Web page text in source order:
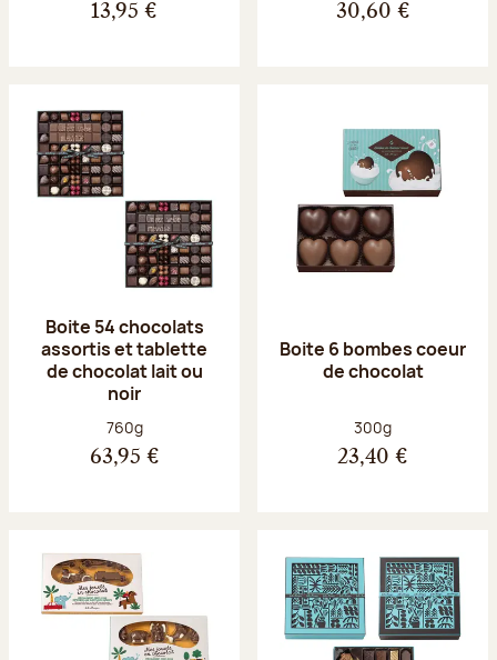
13,95 € 30,60 €
Boite 54 chocolats
assortis et tablette
de chocolat lait ou
noir
Poids net :
760g
63,95 €
Boite 6 bombes coeur
de chocolat
Poids net :
300g
23,40 €